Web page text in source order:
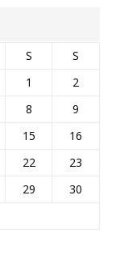
S
S
1
2
8
9
15
16
22
23
29
30